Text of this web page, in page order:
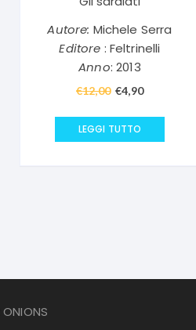
Autore: Michele Serra
Editore : Feltrinelli
Anno: 2013
€12,00 Il
originale
€4,90Il
LEGGI TUTTO
ONIONS